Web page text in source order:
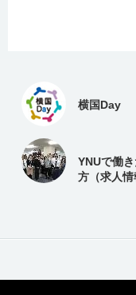
横国Day
YNUで働
方（求人情